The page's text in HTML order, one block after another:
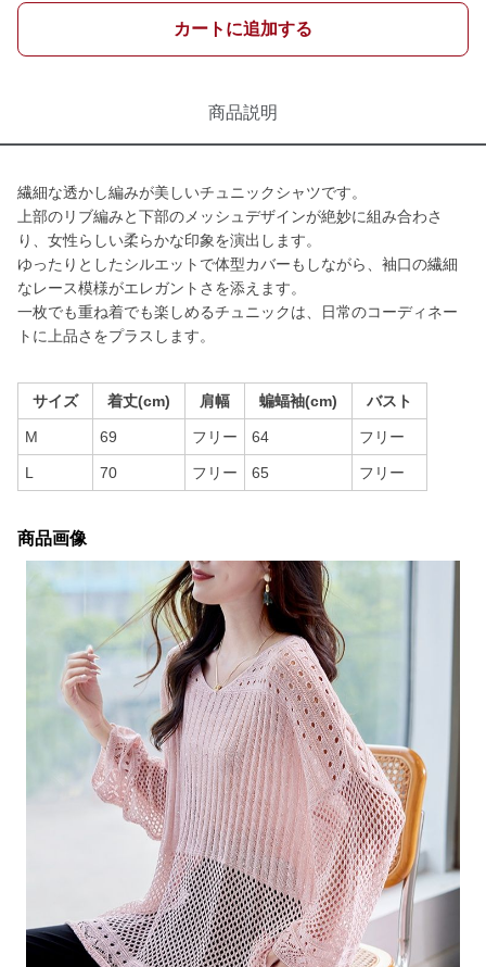
カートに追加する
商品説明
繊細な透かし編みが美しいチュニックシャツです。
上部のリブ編みと下部のメッシュデザインが絶妙に組み合わさ
り、女性らしい柔らかな印象を演出します。
ゆったりとしたシルエットで体型カバーもしながら、袖口の繊細
なレース模様がエレガントさを添えます。
一枚でも重ね着でも楽しめるチュニックは、日常のコーディネー
トに上品さをプラスします。
サイズ 着丈(cm) 肩幅 蝙蝠袖(cm) バスト
M 69 フリー 64 フリー
L 70 フリー 65 フリー
商品画像